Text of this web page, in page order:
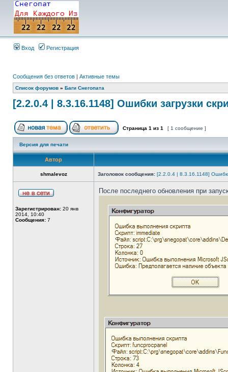
Вход Регистрация
Сообщения без ответов | Активные темы
Список форумов » Баги Снегопата
[2.2.0.4 | 8.3.16.1148] Ошибки загрузки
Страница 1 из 1 [ 1 сообщение ]
Версия для печати
Автор
shmalevoz Заголовок сообщения: [2.2.0.4 | 8.3.16.1148]
Зарегистрирован: 20 янв
2014, 10:40
Сообщения: 7
После последнего обновления при